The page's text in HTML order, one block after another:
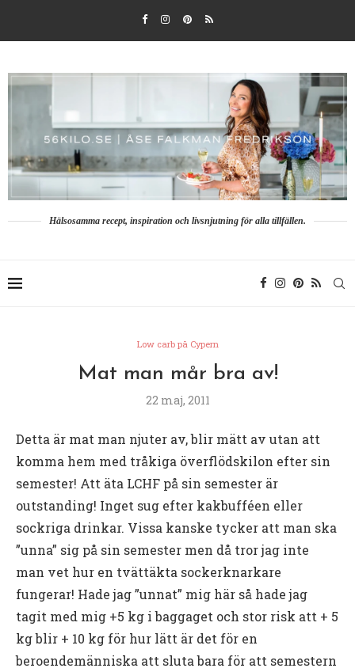
Hälsosamma recept, inspiration och livsnjutning för alla tillfällen.
Low carb på Cypern
Mat man mår bra av!
22 maj, 2011
Detta är mat man njuter av, blir mätt av utan att
komma hem med tråkiga överflödskilon efter sin
semester! Att äta LCHF på sin semester är
outstanding! Inget sug efter kakbufféen eller
sockriga drinkar. Vissa kanske tycker att man ska
”unna” sig på sin semester men då tror jag inte
man vet hur en tvättäkta sockerknarkare
fungerar! Hade jag ”unnat” mig här så hade jag
tagit med mig +5 kg i baggaget och stor risk att + 5
kg blir + 10 kg för hur lätt är det för en
beroendemänniska att sluta bara för att semestern